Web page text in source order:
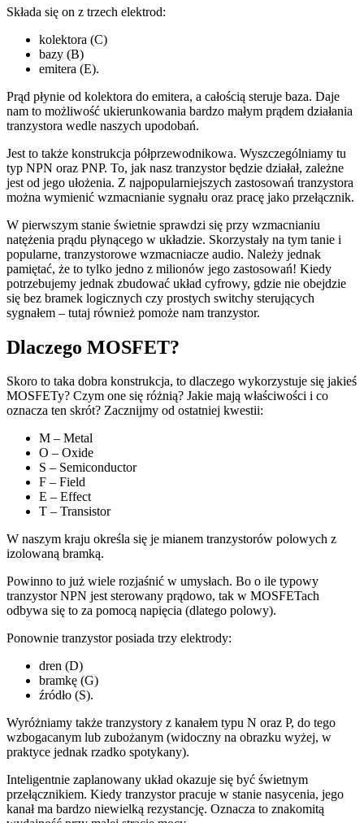
Składa się on z trzech elektrod:
kolektora (C)
bazy (B)
emitera (E).
Prąd płynie od kolektora do emitera, a całością steruje baza. Daje
nam to możliwość ukierunkowania bardzo małym prądem działania
tranzystora wedle naszych upodobań.
Jest to także konstrukcja półprzewodnikowa. Wyszczególniamy tu
typ NPN oraz PNP. To, jak nasz tranzystor będzie działał, zależne
jest od jego ułożenia. Z najpopularniejszych zastosowań tranzystora
można wymienić wzmacnianie sygnału oraz pracę jako przełącznik.
W pierwszym stanie świetnie sprawdzi się przy wzmacnianiu
natężenia prądu płynącego w układzie. Skorzystały na tym tanie i
popularne, tranzystorowe wzmacniacze audio. Należy jednak
pamiętać, że to tylko jedno z milionów jego zastosowań! Kiedy
potrzebujemy jednak zbudować układ cyfrowy, gdzie nie obejdzie
się bez bramek logicznych czy prostych switchy sterujących
sygnałem – tutaj również pomoże nam tranzystor.
Dlaczego MOSFET?
Skoro to taka dobra konstrukcja, to dlaczego wykorzystuje się jakieś
MOSFETy? Czym one się różnią? Jakie mają właściwości i co
oznacza ten skrót? Zacznijmy od ostatniej kwestii:
M – Metal
O – Oxide
S – Semiconductor
F – Field
E – Effect
T – Transistor
W naszym kraju określa się je mianem tranzystorów polowych z
izolowaną bramką.
Powinno to już wiele rozjaśnić w umysłach. Bo o ile typowy
tranzystor NPN jest sterowany prądowo, tak w MOSFETach
odbywa się to za pomocą napięcia (dlatego polowy).
Ponownie tranzystor posiada trzy elektrody:
dren (D)
bramkę (G)
źródło (S).
Wyróżniamy także tranzystory z kanałem typu N oraz P, do tego
wzbogacanym lub zubożanym (widoczny na obrazku wyżej, w
praktyce jednak rzadko spotykany).
Inteligentnie zaplanowany układ okazuje się być świetnym
przełącznikiem. Kiedy tranzystor pracuje w stanie nasycenia, jego
kanał ma bardzo niewielką rezystancję. Oznacza to znakomitą